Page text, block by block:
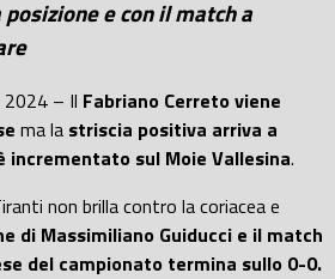
e con il match a
2024 – Il Fabriano Cerreto viene
ma la striscia positiva arriva a
incrementato sul Moie Vallesina.
non brilla contro la coriacea e
di Massimiliano Guiducci e il match
del campionato termina sullo 0-0.